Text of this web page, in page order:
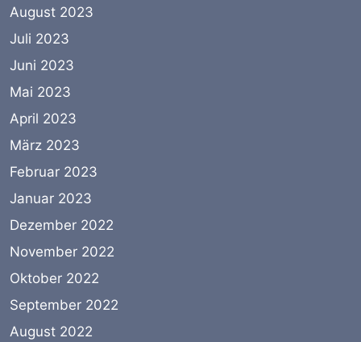
August 2023
Juli 2023
Juni 2023
Mai 2023
April 2023
März 2023
Februar 2023
Januar 2023
Dezember 2022
November 2022
Oktober 2022
September 2022
August 2022